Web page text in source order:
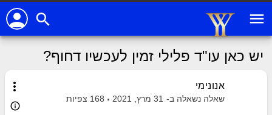
menu
search
person
יש כאן עו"ד פלילי זמין לעכשיו דחוף?
more_vert אנונימי
שאלה נשאלה ב- 31 מרץ, 2021 168 צפיות
info_outline